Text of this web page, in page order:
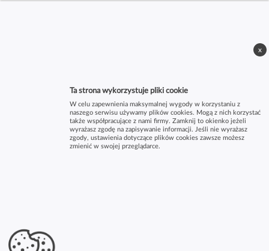
Ta strona wykorzystuje pliki cookie
W celu zapewnienia maksymalnej wygody w korzystaniu z
naszego serwisu używamy plików cookies. Mogą z nich korzystać
także współpracujące z nami firmy. Zamknij to okienko jeżeli
wyrażasz zgodę na zapisywanie informacji. Jeśli nie wyrażasz
zgody, ustawienia dotyczące plików cookies zawsze możesz
zmienić w swojej przeglądarce.
x